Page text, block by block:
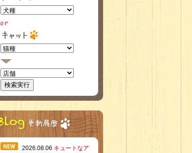
2026.08.06 キュートなア